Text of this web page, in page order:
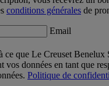
conditions générales de
Email
ce que Le Creuset
vos données en tant que
Politique de